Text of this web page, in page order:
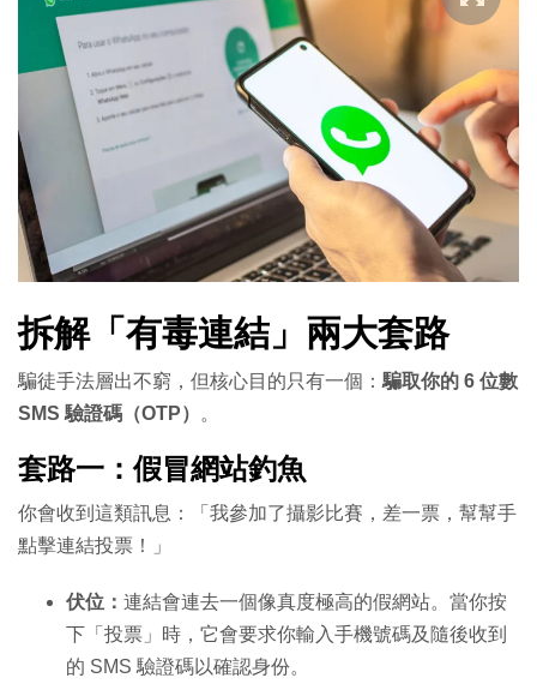
拆解「有毒連結」兩大套路
騙徒手法層出不窮，但核心目的只有一個： 騙取你的 6 位數
SMS 驗證碼（OTP）
。
套路一：假冒網站釣魚
你會收到這類訊息：「我參加了攝影比賽，差一票，幫幫手
點擊連結投票！」
伏位： 連結會連去一個像真度極高的假網站。當你按
下「投票」時，它會要求你輸入手機號碼及隨後收到
的 SMS 驗證碼以確認身份。